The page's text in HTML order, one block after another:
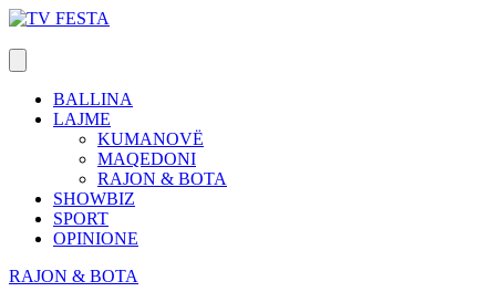
Skip
content
BALLINA
LAJME
KUMANOVË
MAQEDONI
RAJON & BOTA
SHOWBIZ
SPORT
OPINIONE
RAJON & BOTA